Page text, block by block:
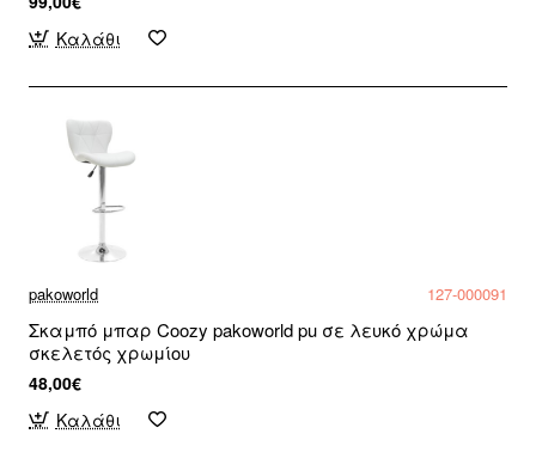
Καλάθι
pakoworld 127-000091
Σκαμπό μπαρ Coozy pakoworld pu σε λευκό χρώμα
σκελετός χρωμίου
48,00€
Καλάθι